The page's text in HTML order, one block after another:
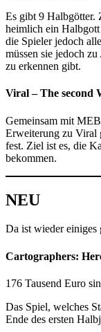
Es gibt 9 Halbgötter.
heimlich ein
die Spieler jedoch
müssen sie jedoch
zu erkennen gibt.
Viral – The second
Gemeinsam mit
Erweiterung zu Viral
fest. Ziel ist es, die
bekommen.
NEU
Da ist wieder einiges
Cartographers:
176 Tausend Euro
Das Spiel, welches
Ende des ersten